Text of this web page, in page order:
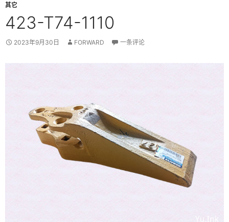
其它
423-T74-1110
2023年9月30日 FORWARD 一条评论